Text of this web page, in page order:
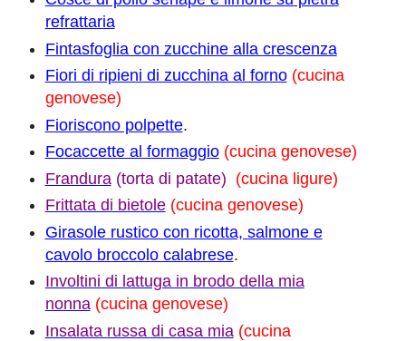
refrattaria
Fintasfoglia con zucchine alla crescenza
Fiori di ripieni di zucchina al forno (cucina
genovese)
Fioriscono polpette.
Focaccette al formaggio (cucina genovese)
Frandura (torta di patate) (cucina ligure)
Frittata di bietole (cucina genovese)
Girasole rustico con ricotta, salmone e
cavolo broccolo calabrese.
Involtini di lattuga in brodo della mia
nonna (cucina genovese)
Insalata russa di casa mia (cucina